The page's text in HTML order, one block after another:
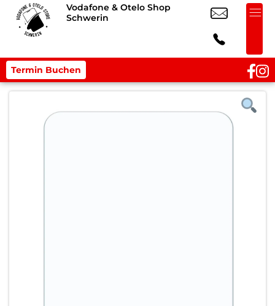
Vodafone & Otelo Shop
Schwerin
Termin Buchen